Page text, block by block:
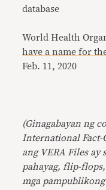
database
World Health
have a name for
Feb. 11, 2020
(Ginagabayan ng
International Fact-
ang VERA Files ay
pahayag, flip-
mga